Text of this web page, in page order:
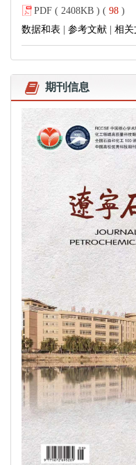
PDF ( 2408KB ) ( 98 )
数据和表 | 参考文献 | 相关
期刊信息